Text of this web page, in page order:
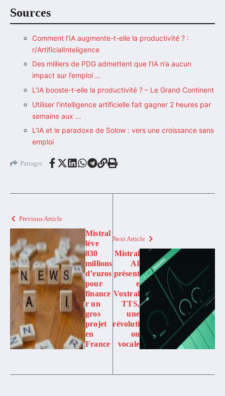
Sources
Comment l’IA augmente-t-elle la productivité ? :
r/ArtificialInteligence
Des milliers de PDG admettent que l’IA n’a aucun
impact sur l’emploi …
L’IA booste-t-elle la productivité ? – Le Grand Continent
Utiliser l’intelligence artificielle fait gagner 2 heures par
semaine aux …
L’IA et le paradoxe de Solow : vers une croissance sans
emploi
Partager
Previous Article
Mistral
lève
830
millions
d’euros
pour
finance
r un
gros
projet
en
France
Next Article
Mistral
AI
présent
e
Voxtral
TTS,
une
révoluti
on
vocale